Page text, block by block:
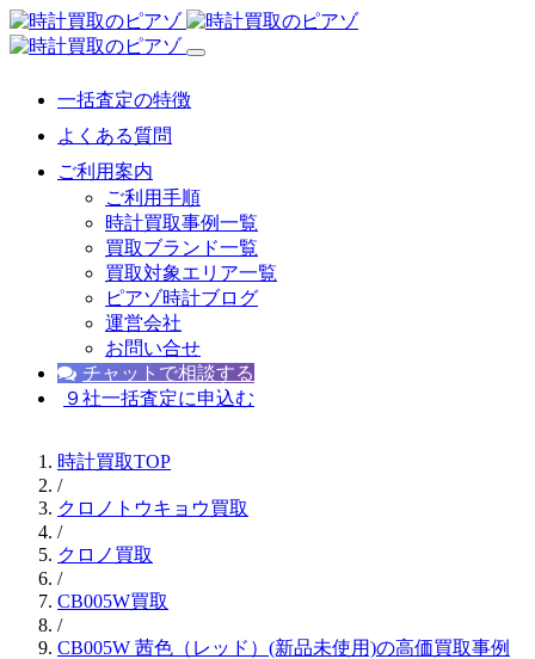
一括査定の特徴
よくある質問
ご利用案内
ご利用手順
時計買取事例一覧
買取ブランド一覧
買取対象エリア一覧
ピアゾ時計ブログ
運営会社
お問い合せ
チャットで相談する
９社一括査定に申込む
時計買取TOP
/
クロノトウキョウ買取
/
クロノ買取
/
CB005W買取
/
CB005W 茜色（レッド）(新品未使用)の高価買取事例